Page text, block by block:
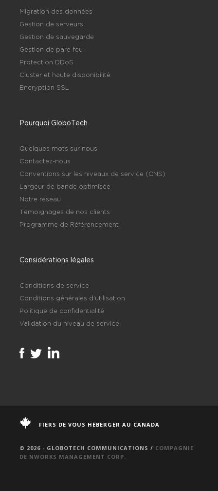
Migration des données
Gestion de serveurs
Gestion de sauvegarde
Gestion de pare-feu
Protection DDoS
Cluster et haute disponibilité
Encryption SSL
Pourquoi GloboTech
Quelques mots sur nous
Contactez-nous
Conventions sur les niveaux de service (CNS)
Largeur de bande optimisée
Notre réseau
Témoignages de nos clients
Programme de Référencement
Considérations légales
Conditions de service
Conditions générales d'utilisation
Politique de confidentialité
Validation du niveau de service
FIERS DE VOUS HÉBERGER AU CANADA
© 2026 - GLOBOTECH COMMUNICATIONS / COMPAGNIE
DE NWORKS MANAGEMENT CORP.